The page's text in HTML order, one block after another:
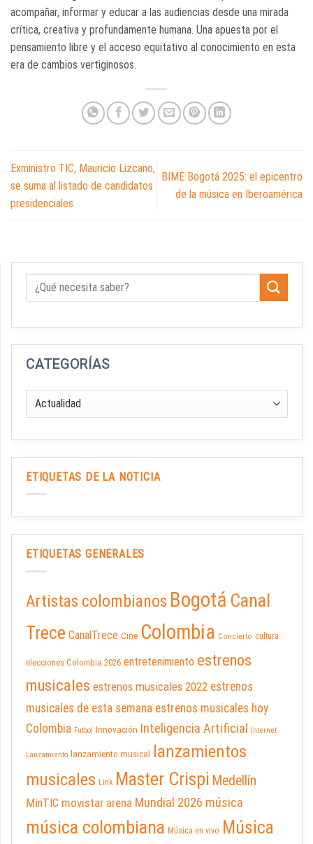
acompañar, informar y educar a las audiencias desde una mirada
crítica, creativa y profundamente humana. Una apuesta por el
pensamiento libre y el acceso equitativo al conocimiento en esta
era de cambios vertiginosos.
Exministro TIC, Mauricio Lizcano,
se suma al listado de candidatos
presidenciales
BIME Bogotá 2025: el epicentro
de la música en Iberoamérica
CATEGORÍAS
ETIQUETAS DE LA NOTICIA
ETIQUETAS GENERALES
Artistas colombianos Bogotá Canal
Trece CanalTrece Cine Colombia Concierto cultura
elecciones Colombia 2026 entretenimiento estrenos
musicales estrenos musicales 2022 estrenos
musicales de esta semana estrenos musicales hoy
Colombia Futbol Innovación Inteligencia Artificial Internet
Lanzamiento lanzamiento musical
lanzamientos
musicales Link Master Crispi Medellín
MinTIC movistar arena Mundial 2026 música
música colombiana Música en vivo Música